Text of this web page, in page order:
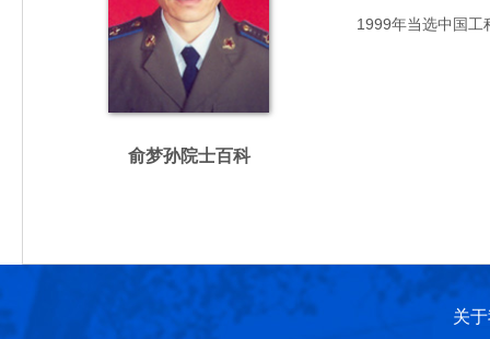
俞梦孙院士百科
1999年当选中国工
关